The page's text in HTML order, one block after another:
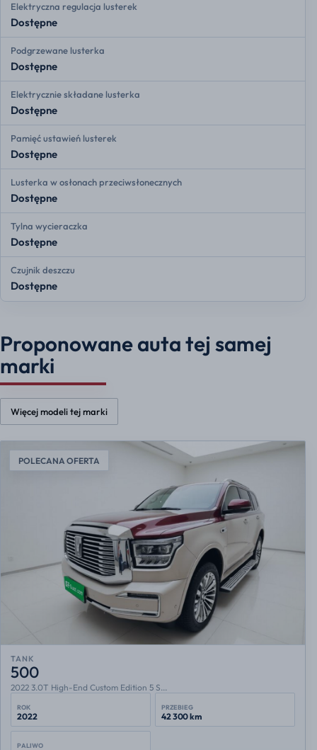
Elektryczna regulacja lusterek
Dostępne
Podgrzewane lusterka
Dostępne
Elektrycznie składane lusterka
Dostępne
Pamięć ustawień lusterek
Dostępne
Lusterka w osłonach przeciwsłonecznych
Dostępne
Tylna wycieraczka
Dostępne
Czujnik deszczu
Dostępne
Proponowane auta tej samej
marki
Więcej modeli tej marki
POLECANA OFERTA
TANK
500
2022 3.0T High-End Custom Edition 5 S...
ROK
2022
PRZEBIEG
42 300 km
PALIWO